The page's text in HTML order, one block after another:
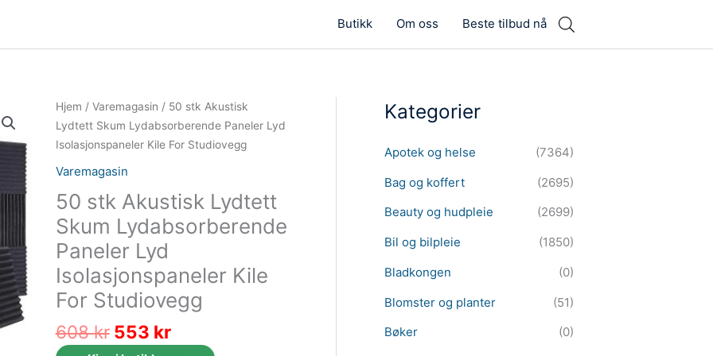
Butikk Om oss Beste tilbud nå
Hjem / Varemagasin / 50 stk Akustisk
Lydtett Skum Lydabsorberende Paneler Lyd
Isolasjonspaneler Kile For Studiovegg
Varemagasin
50 stk Akustisk Lydtett
Skum Lydabsorberende
Paneler Lyd
Isolasjonspaneler Kile
For Studiovegg
608kr Opprinnelig
pris
553 krNåværende
pris
Kategorier
Apotek og helse
(7364)
Bag og koffert
(2695)
Beauty og hudpleie
(2699)
Bil og bilpleie
(1850)
Bladkongen
(0)
Blomster og planter
(51)
Bøker
(0)